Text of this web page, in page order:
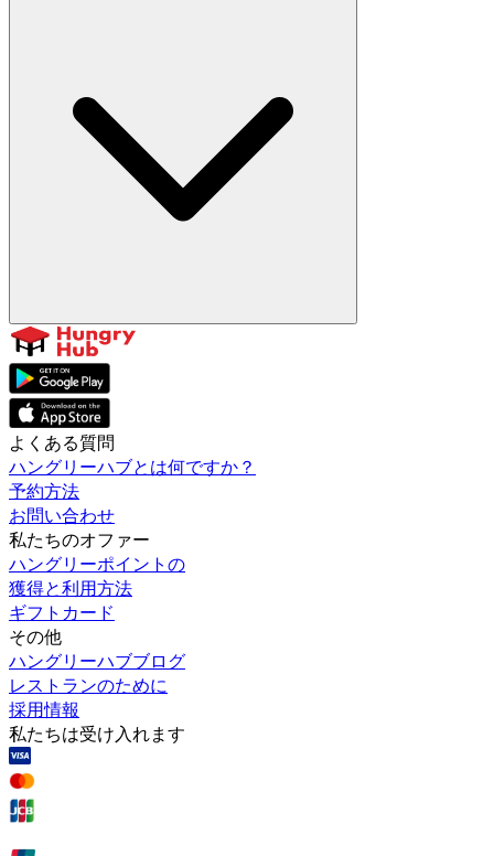
よくある質問
ハングリーハブとは何ですか？
予約方法
お問い合わせ
私たちのオファー
ハングリーポイントの
獲得と利用方法
ギフトカード
その他
ハングリーハブブログ
レストランのために
採用情報
私たちは受け入れます